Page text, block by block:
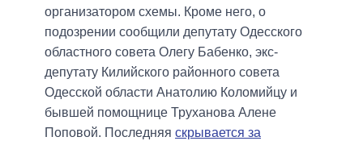
организатором схемы. Кроме него, о
подозрении сообщили депутату Одесского
областного совета Олегу Бабенко, экс-
депутату Килийского районного совета
Одесской области Анатолию Коломийцу и
бывшей помощнице Труханова Алене
Поповой. Последняя скрывается за